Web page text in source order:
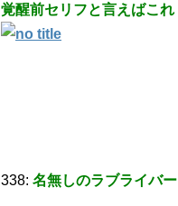
覚醒前セリフと言えばこれ
338: 名無しのラブライバー